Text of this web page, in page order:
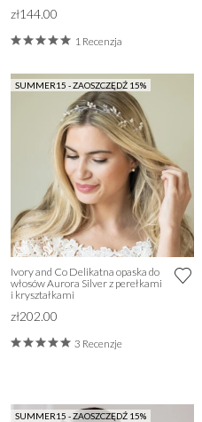
zł144.00
1 Recenzja
SUMMER15 - ZAOSZCZĘDŹ 15%
Ivory and Co Delikatna opaska do
włosów Aurora Silver z perełkami
i kryształkami
zł202.00
3 Recenzje
SUMMER15 - ZAOSZCZĘDŹ 15%